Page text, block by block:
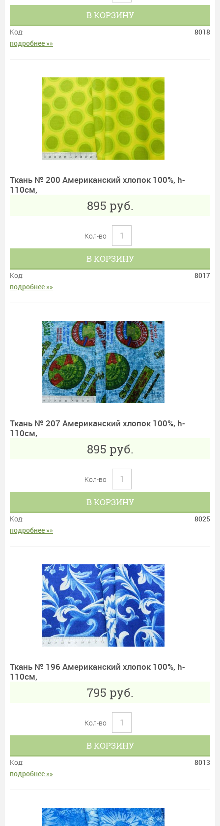
В КОРЗИНУ
Код:
8018
подробнее »»
Ткань № 200 Американский хлопок 100%, h-
110см,
895 руб.
Кол-во
В КОРЗИНУ
Код:
8017
подробнее »»
Ткань № 207 Американский хлопок 100%, h-
110см,
895 руб.
Кол-во
В КОРЗИНУ
Код:
8025
подробнее »»
Ткань № 196 Американский хлопок 100%, h-
110см,
795 руб.
Кол-во
В КОРЗИНУ
Код:
8013
подробнее »»